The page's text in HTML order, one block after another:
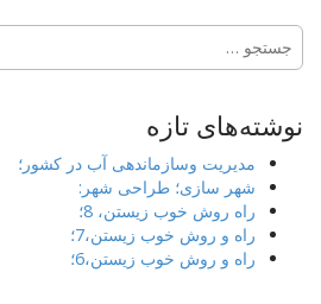
جستجو
برای:
نوشته‌های تازه
مدیریت وسازماندهی آب در کشور؛
شهر سازی؛ طراحی شهر:
راه روش خوب زیستن، 8؛
راه و روش خوب زیستن،7؛
راه و روش خوب زیستن،6؛